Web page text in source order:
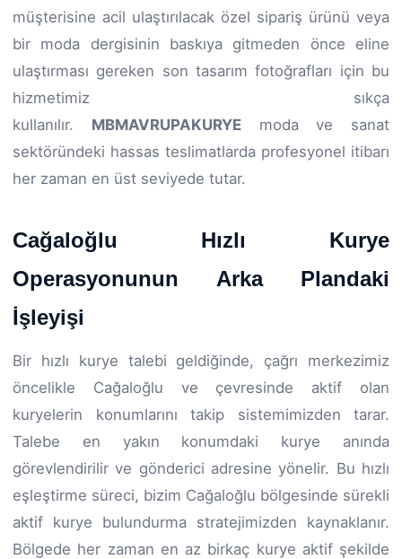
müşterisine acil ulaştırılacak özel sipariş ürünü veya
bir moda dergisinin baskıya gitmeden önce eline
ulaştırması gereken son tasarım fotoğrafları için bu
hizmetimiz sıkça
kullanılır. MBMAVRUPAKURYEmoda ve sanat
sektöründeki hassas teslimatlarda profesyonel itibarı
her zaman en üst seviyede tutar.
Cağaloğlu Hızlı Kurye
Operasyonunun Arka Plandaki
İşleyişi
Bir hızlı kurye talebi geldiğinde, çağrı merkezimiz
öncelikle Cağaloğlu ve çevresinde aktif olan
kuryelerin konumlarını takip sistemimizden tarar.
Talebe en yakın konumdaki kurye anında
görevlendirilir ve gönderici adresine yönelir. Bu hızlı
eşleştirme süreci, bizim Cağaloğlu bölgesinde sürekli
aktif kurye bulundurma stratejimizden kaynaklanır.
Bölgede her zaman en az birkaç kurye aktif şekilde